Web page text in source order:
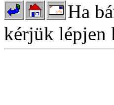
Ha
kérjük lépjen